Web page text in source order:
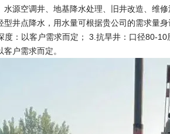
水源空调井、地基降水处理、旧井改造、维
型井点降水，用水量可根据贵公司的需求
度：以客户需求而定； 3.抗旱井：口径80-
户需求而定。